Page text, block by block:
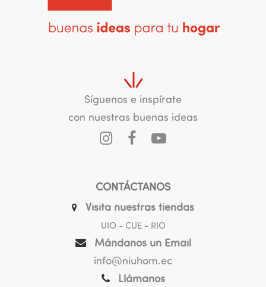
Síguenos e inspírate
con nuestras buenas ideas
CONTÁCTANOS
Visita nuestras tiendas
UIO - CUE - RIO
Mándanos un Email
info@niuhom.ec
Llámanos